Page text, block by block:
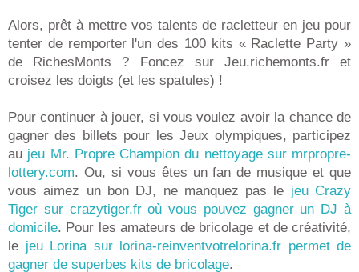
Alors, prêt à mettre vos talents de racletteur en jeu pour
tenter de remporter l'un des 100 kits « Raclette Party »
de RichesMonts ? Foncez sur Jeu.richemonts.fr et
croisez les doigts (et les spatules) !
Pour continuer à jouer, si vous voulez avoir la chance de
gagner des billets pour les Jeux olympiques, participez
au jeu Mr. Propre Champion du nettoyage sur mrpropre-
lottery.com. Ou, si vous êtes un fan de musique et que
vous aimez un bon DJ, ne manquez pas le jeu Crazy
Tiger sur crazytiger.fr où vous pouvez gagner un DJ à
domicile. Pour les amateurs de bricolage et de créativité,
le jeu Lorina sur lorina-reinventvotrelorina.fr permet de
gagner de superbes kits de bricolage.